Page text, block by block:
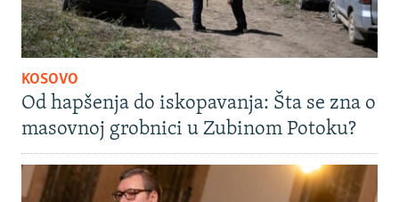
KOSOVO
Od hapšenja do iskopavanja: Šta se zna o
masovnoj grobnici u Zubinom Potoku?